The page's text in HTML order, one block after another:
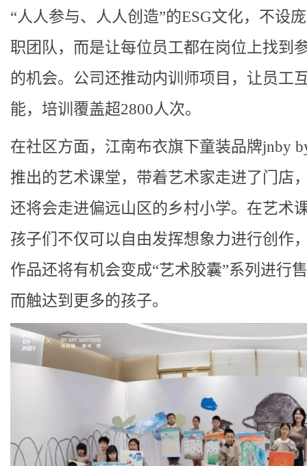
“人人参与、人人创造”的ESG文化，不设
职团队，而是让每位员工都在岗位上找到
的机会。公司还推动内训师项目，让员工
能，培训覆盖超2800人次。
在社区方面，江南布衣旗下童装品牌jnby
推出的艺术课堂，带着艺术家走进了门店
还将会走进偏远山区的乡村小学。在艺术
孩子们不仅可以自由发挥想象力进行创作
作品还将有机会变成“艺术胶囊”系列进行
而触达到更多的孩子。